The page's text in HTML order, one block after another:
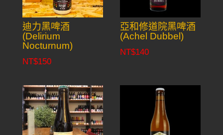
迪力黑啤酒
(Delirium
Nocturnum)
NT$150
亞和修道院黑啤酒
(Achel Dubbel)
NT$140